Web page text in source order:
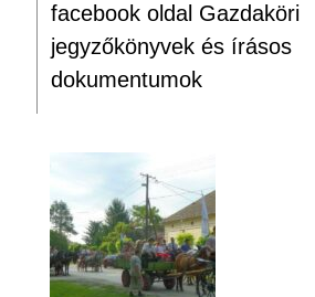
facebook oldal Gazdaköri
jegyzőkönyvek és írásos
dokumentumok